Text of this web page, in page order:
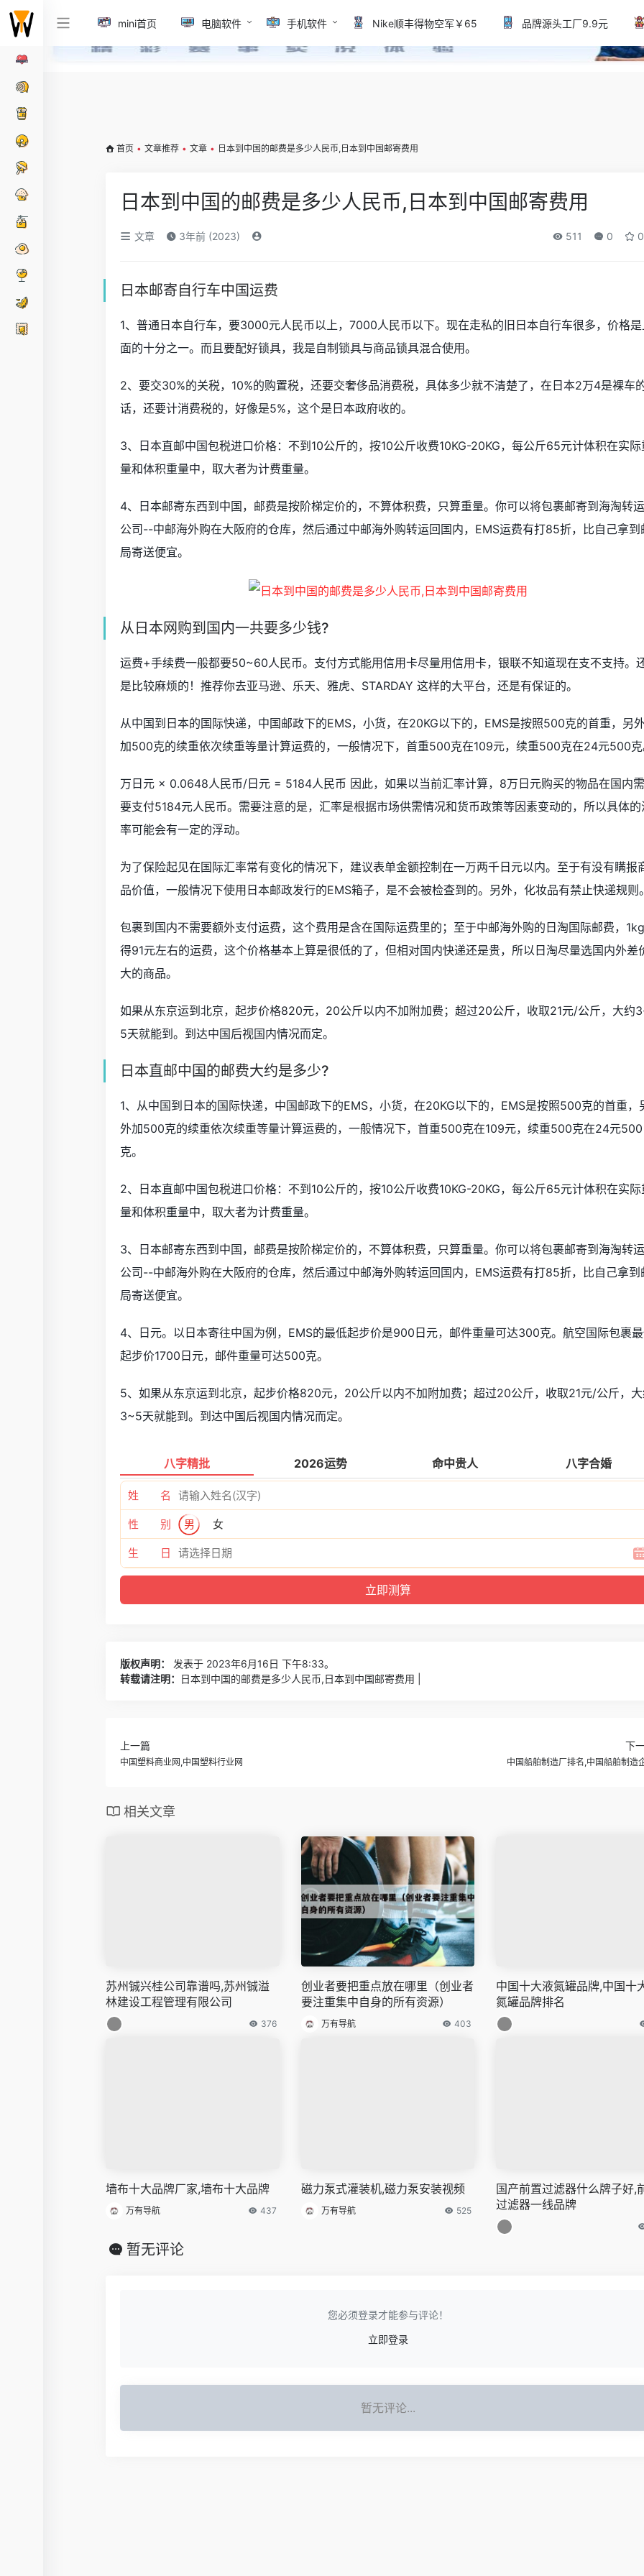
mini首页 电脑软件 手机软件 Nike顺丰得物空军￥65 品牌源头工厂9.9元
首页 • 文章推荐 • 文章 • 日本到中国的邮费是多少人民币,日本到中国邮寄费用
日本到中国的邮费是多少人民币,日本到中国邮寄费用
文章 3年前 (2023) 511 0 0
日本邮寄自行车中国运费
1、普通日本自行车，要3000元人民币以上，7000人民币以下。现在走私的旧日本自行车很多，价格
面的十分之一。而且要配好锁具，我是自制锁具与商品锁具混合使用。
2、要交30%的关税，10%的购置税，还要交奢侈品消费税，具体多少就不清楚了，在日本2万4是裸车
话，还要计消费税的，好像是5%，这个是日本政府收的。
3、日本直邮中国包税进口价格：不到10公斤的，按10公斤收费10KG-20KG，每公斤65元计体积在实际
量和体积重量中，取大者为计费重量。
4、日本邮寄东西到中国，邮费是按阶梯定价的，不算体积费，只算重量。你可以将包裹邮寄到海淘转运
公司--中邮海外购在大阪府的仓库，然后通过中邮海外购转运回国内，EMS运费有打85折，比自己拿到
局寄送便宜。
从日本网购到国内一共要多少钱?
运费+手续费一般都要50~60人民币。支付方式能用信用卡尽量用信用卡，银联不知道现在支不支持。
是比较麻烦的！推荐你去亚马逊、乐天、雅虎、STARDAY 这样的大平台，还是有保证的。
从中国到日本的国际快递，中国邮政下的EMS，小货，在20KG以下的，EMS是按照500克的首重，另
加500克的续重依次续重等量计算运费的，一般情况下，首重500克在109元，续重500克在24元500
万日元 × 0.0648人民币/日元 = 5184人民币 因此，如果以当前汇率计算，8万日元购买的物品在国内需
要支付5184元人民币。需要注意的是，汇率是根据市场供需情况和货币政策等因素变动的，所以具体的
率可能会有一定的浮动。
为了保险起见在国际汇率常有变化的情况下，建议表单金额控制在一万两千日元以内。至于有没有瞒报
品价值，一般情况下使用日本邮政发行的EMS箱子，是不会被检查到的。另外，化妆品有禁止快递规则
包裹到国内不需要额外支付运费，这个费用是含在国际运费里的；至于中邮海外购的日淘国际邮费，1kg
得91元左右的运费，这个价格基本上算是很低的了，但相对国内快递还是贵，所以日淘尽量选国内外差
大的商品。
如果从东京运到北京，起步价格820元，20公斤以内不加附加费；超过20公斤，收取21元/公斤，大约
5天就能到。到达中国后视国内情况而定。
日本直邮中国的邮费大约是多少?
1、从中国到日本的国际快递，中国邮政下的EMS，小货，在20KG以下的，EMS是按照500克的首重，
外加500克的续重依次续重等量计算运费的，一般情况下，首重500克在109元，续重500克在24元500
克。
2、日本直邮中国包税进口价格：不到10公斤的，按10公斤收费10KG-20KG，每公斤65元计体积在实际
量和体积重量中，取大者为计费重量。
3、日本邮寄东西到中国，邮费是按阶梯定价的，不算体积费，只算重量。你可以将包裹邮寄到海淘转运
公司--中邮海外购在大阪府的仓库，然后通过中邮海外购转运回国内，EMS运费有打85折，比自己拿到
局寄送便宜。
4、日元。以日本寄往中国为例，EMS的最低起步价是900日元，邮件重量可达300克。航空国际包裹
起步价1700日元，邮件重量可达500克。
5、如果从东京运到北京，起步价格820元，20公斤以内不加附加费；超过20公斤，收取21元/公斤，
3~5天就能到。到达中国后视国内情况而定。
八字精批 2026运势 命中贵人 八字合婚
姓 名
性 别 男 女
生 日
版权声明：
发表于 2023年6月16日 下午8:33。
转载请注明：
日本到中国的邮费是多少人民币,日本到中国邮寄费用 |
上一篇
中国塑料商业网,中国塑料行业网
下
中国船舶制造厂排名,中国船舶制造
相关文章
苏州铖兴桂公司靠谱吗,苏州铖溢
林建设工程管理有限公司
376
创业者要把重点放在哪里（创业者
要注重集中自身的所有资源）
万有导航 403
中国十大液氮罐品牌,中国十
氮罐品牌排名
墙布十大品牌厂家,墙布十大品牌
万有导航 437
磁力泵式灌装机,磁力泵安装视频
万有导航 525
国产前置过滤器什么牌子好,
过滤器一线品牌
暂无评论
您必须登录才能参与评论！
立即登录
暂无评论...